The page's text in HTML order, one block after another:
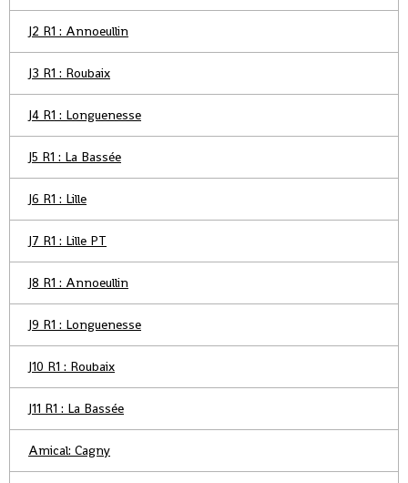
J2 R1 : Annoeullin
J3 R1 : Roubaix
J4 R1 : Longuenesse
J5 R1 : La Bassée
J6 R1 : Lille
J7 R1 : Lille PT
J8 R1 : Annoeullin
J9 R1 : Longuenesse
J10 R1 : Roubaix
J11 R1 : La Bassée
Amical: Cagny